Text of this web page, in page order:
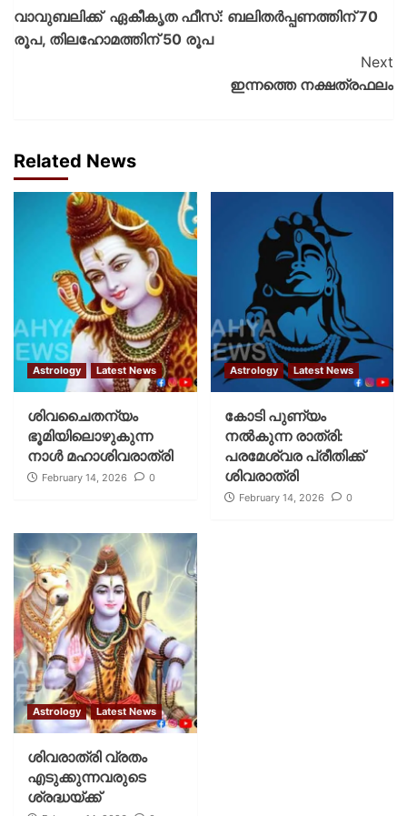
വാവുബലിക്ക് ഏകീകൃത ഫീസ്: ബലിതര്‍പ്പണത്തിന് 70
രൂപ, തിലഹോമത്തിന് 50 രൂപ
Next
ഇന്നത്തെ നക്ഷത്രഫലം
Related News
Astrology Latest News
ശിവചൈതന്യം
ഭൂമിയിലൊഴുകുന്ന
നാള്‍ മഹാശിവരാത്രി
February 14, 2026 0
Astrology Latest News
കോടി പുണ്യം
നല്‍കുന്ന രാത്രി:
പരമേശ്വര പ്രീതിക്ക്
ശിവരാത്രി
February 14, 2026 0
Astrology Latest News
ശിവരാത്രി വ്രതം
എടുക്കുന്നവരുടെ
ശ്രദ്ധയ്ക്ക്